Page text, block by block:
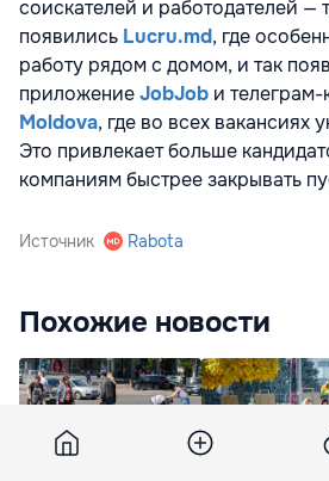
соискателей и работодателей —
появились Lucru.md, где
работу рядом с домом, и так
приложениеJobJob и телеграм-
Moldova, где во всех вакансиях
Это привлекает больше
компаниям быстрее закрывать
Источник Rabota
Похожие новости